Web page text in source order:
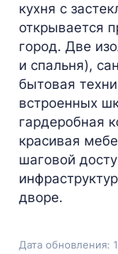
кухня с
открывается
город. Две
и спальня),
бытовая
встроенных
гардеробная
красивая
шаговой
дворе.
Дата обновления: